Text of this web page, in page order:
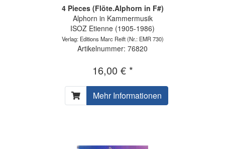
4 Pieces (Flöte.Alphorn in F#)
Alphorn in Kammermusik
ISOZ Etienne (1905-1986)
Verlag: Editions Marc Reift(Nr.: EMR 730)
Artikelnummer: 76820
16,00 € *
Mehr Informationen